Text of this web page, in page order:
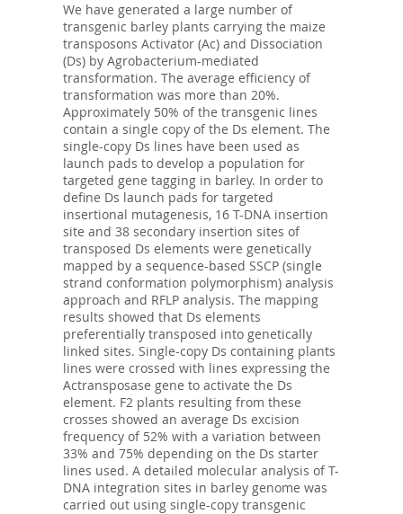
We have generated a large number of
transgenic barley plants carrying the maize
transposons Activator (Ac) and Dissociation
(Ds) by Agrobacterium-mediated
transformation. The average efficiency of
transformation was more than 20%.
Approximately 50% of the transgenic lines
contain a single copy of the Ds element. The
single-copy Ds lines have been used as
launch pads to develop a population for
targeted gene tagging in barley. In order to
define Ds launch pads for targeted
insertional mutagenesis, 16 T-DNA insertion
site and 38 secondary insertion sites of
transposed Ds elements were genetically
mapped by a sequence-based SSCP (single
strand conformation polymorphism) analysis
approach and RFLP analysis. The mapping
results showed that Ds elements
preferentially transposed into genetically
linked sites. Single-copy Ds containing plants
lines were crossed with lines expressing the
Actransposase gene to activate the Ds
element. F2 plants resulting from these
crosses showed an average Ds excision
frequency of 52% with a variation between
33% and 75% depending on the Ds starter
lines used. A detailed molecular analysis of T-
DNA integration sites in barley genome was
carried out using single-copy transgenic